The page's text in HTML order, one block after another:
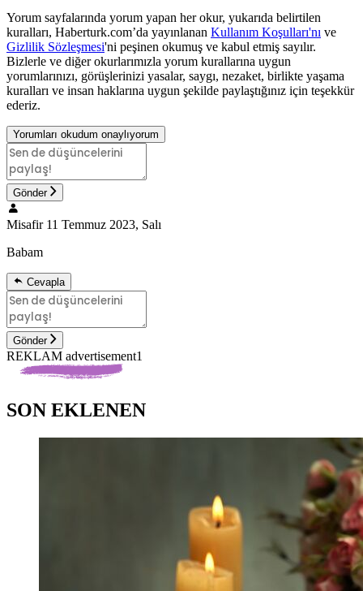
Yorum sayfalarında yorum yapan her okur, yukarıda belirtilen
kuralları, Haberturk.com’da yayınlanan Kullanım Koşulları'nı ve
Gizlilik Sözleşmesi'ni peşinen okumuş ve kabul etmiş sayılır.
Bizlerle ve diğer okurlarımızla yorum kurallarına uygun
yorumlarınızı, görüşlerinizi yasalar, saygı, nezaket, birlikte yaşama
kuralları ve insan haklarına uygun şekilde paylaştığınız için teşekkür
ederiz.
Yorumları okudum onaylıyorum
Gönder
Misafir 11 Temmuz 2023, Salı
Babam
Cevapla
Gönder
REKLAM advertisement1
SON EKLENEN